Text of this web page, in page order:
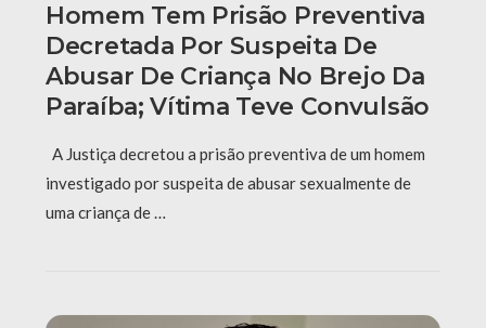
Homem Tem Prisão Preventiva
Decretada Por Suspeita De
Abusar De Criança No Brejo Da
Paraíba; Vítima Teve Convulsão
A Justiça decretou a prisão preventiva de um homem
investigado por suspeita de abusar sexualmente de
uma criança de …